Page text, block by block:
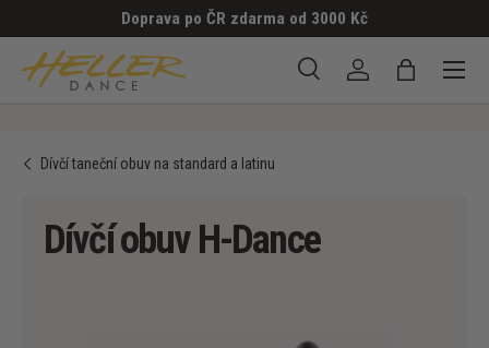
PŘESKOČIT NA OBSAH
Doprava po ČR zdarma od 3000 Kč
HledatPřihlásit se
Taška
Menu
Dívčí taneční obuv na standard a latinu
Dívčí obuv H-Dance